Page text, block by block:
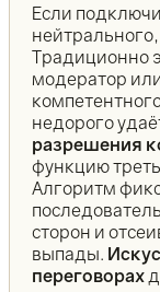
Если
Традиционно
модератор
недорого
разрешения
функцию
Алгоритм
сторон и
выпады.
переговорах